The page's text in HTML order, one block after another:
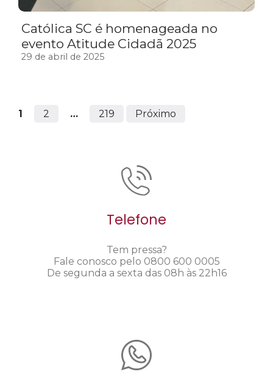
Católica SC é homenageada no
evento Atitude Cidadã 2025
29 de abril de 2025
1 2 … 219 Próximo
Telefone
Tem pressa?
Fale conosco pelo 0800 600 0005
De segunda a sexta das 08h às 22h16